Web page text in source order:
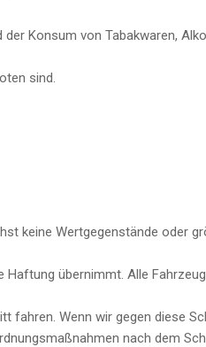
der Konsum von Tabakwaren,
sind.
keine Wertgegenstände oder
Haftung übernimmt. Alle
fahren. Wenn wir gegen diese
nach dem